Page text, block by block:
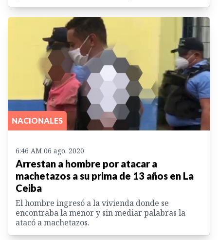
NACIONALES
6:46 AM 06 ago. 2020
Arrestan a hombre por atacar a
machetazos a su prima de 13 años en La
Ceiba
El hombre ingresó a la vivienda donde se
encontraba la menor y sin mediar palabras la
atacó a machetazos.